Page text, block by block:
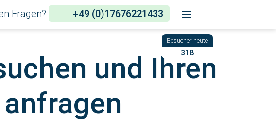
Fragen? +49 (0)17676221433
318
und Ihren